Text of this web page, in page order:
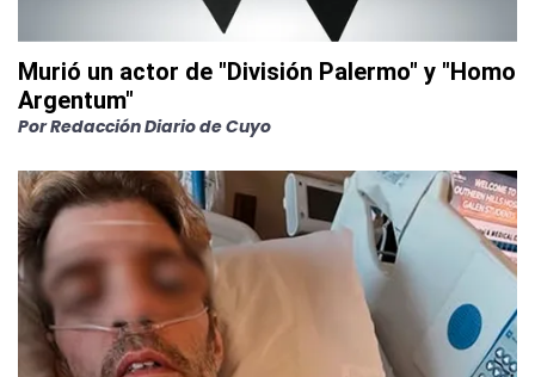
Murió un actor de "División Palermo" y "Homo
Argentum"
PorRedacción Diario de Cuyo